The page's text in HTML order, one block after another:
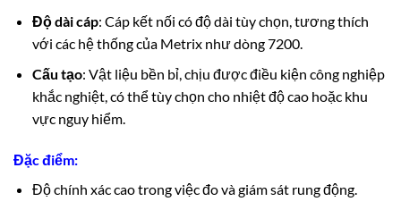
Độ dài cáp: Cáp kết nối có độ dài tùy chọn, tương thích
với các hệ thống của Metrix như dòng 7200.
Cấu tạo: Vật liệu bền bỉ, chịu được điều kiện công nghiệp
khắc nghiệt, có thể tùy chọn cho nhiệt độ cao hoặc khu
vực nguy hiểm.
Đặc điểm:
Độ chính xác cao trong việc đo và giám sát rung động.